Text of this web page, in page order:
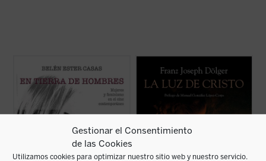
Gestionar el Consentimiento
de las Cookies
Utilizamos cookies para optimizar nuestro sitio web y nuestro servicio.
¿Cómo ha cambiado, desde los
revolucionarios 60, el personaje femenino
en el cine?
En tierra de hombres. Mujeres y feminismo
en el cine contemporáneo
análisis profundo y sin prejuicios de las
claves de la «nueva ...(ver ficha)
relación entre el cristianismo primitivo y la
Antigüedad pagana desarrollados en la
primera mitad del siglo XX por el
historiador, arqueólogo, filólogo y
(ver ficha)